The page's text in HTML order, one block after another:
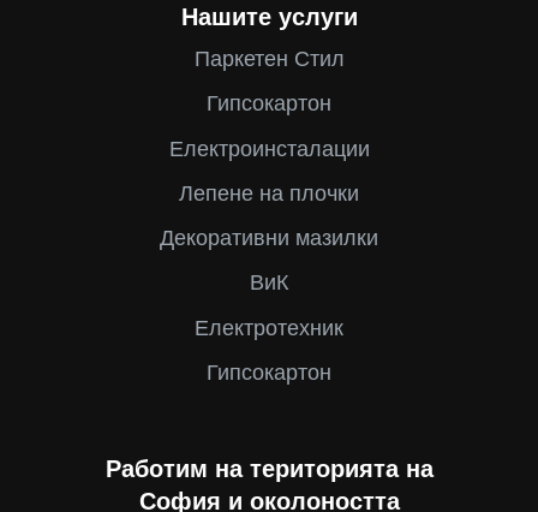
Нашите услуги
Паркетен Стил
Гипсокартон
Електроинсталации
Лепене на плочки
Декоративни мазилки
ВиК
Електротехник
Гипсокартон
Работим на територията на
София и околоността